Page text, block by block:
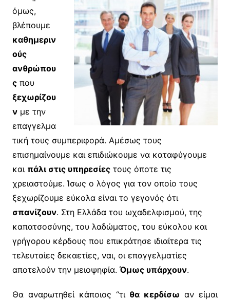
όμως,
βλέπουμε
καθημεριν
ούς
ανθρώπου
ςπου
ξεχωρίζου
νμε την
επαγγελμα
τική τους συμπεριφορά. Αμέσως τους
επισημαίνουμε και επιδιώκουμε να καταφύγουμε
και πάλι στις υπηρεσίεςτους όποτε τις
χρειαστούμε. Ίσως ο λόγος για τον οποίο τους
ξεχωρίζουμε εύκολα είναι το γεγονός ότι
σπανίζουν. Στη Ελλάδα του ωχαδελφισμού, της
καπατσοσύνης, του λαδώματος, του εύκολου και
γρήγορου κέρδους που επικράτησε ιδιαίτερα τις
τελευταίες δεκαετίες, ναι, οι επαγγελματίες
αποτελούν την μειοψηφία. Όμως υπάρχουν.
Θα αναρωτηθεί κάποιος “τι θα κερδίσω αν είμαι